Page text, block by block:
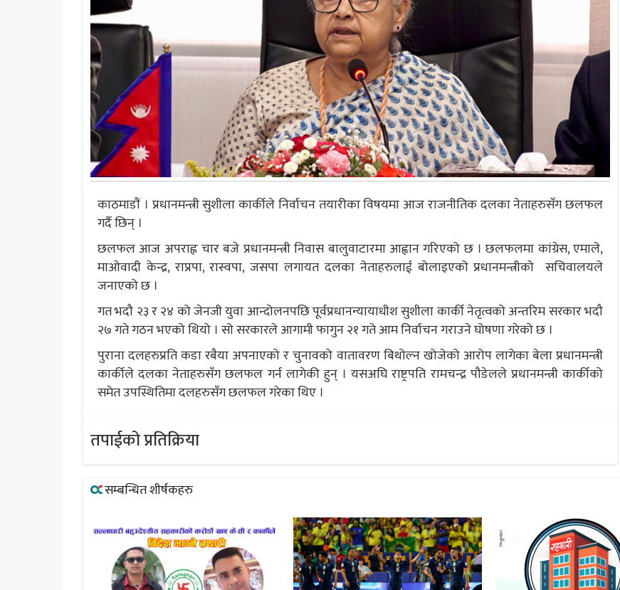
काठमाडौं । प्रधानमन्त्री सुशीला कार्कीले निर्वाचन तयारीका विषयमा आज राजनीतिक दलका नेताहरुसँग छलफल
गर्दै छिन् ।
छलफल आज अपराह्न चार बजे प्रधानमन्त्री निवास बालुवाटारमा आह्वान गरिएको छ । छलफलमा कांग्रेस, एमाले,
माओवादी केन्द्र, राप्रपा, रास्वपा, जसपा लगायत दलका नेताहरुलाई बोलाइएको प्रधानमन्त्रीको सचिवालयले
जनाएको छ ।
गत भदौ २३ र २४ को जेनजी युवा आन्दोलनपछि पूर्वप्रधानन्यायाधीश सुशीला कार्की नेतृत्वको अन्तरिम सरकार भदौ
२७ गते गठन भएको थियो । सो सरकारले आगामी फागुन २१ गते आम निर्वाचन गराउने घोषणा गरेको छ ।
पुराना दलहरुप्रति कडा रबैया अपनाएको र चुनावको वातावरण बिथोल्न खोजेको आरोप लागेका बेला प्रधानमन्त्री
कार्कीले दलका नेताहरुसँग छलफल गर्न लागेकी हुन् । यसअघि राष्ट्रपति रामचन्द्र पौडेलले प्रधानमन्त्री कार्कीको
समेत उपस्थितिमा दलहरुसँग छलफल गरेका थिए ।
तपाईको प्रतिक्रिया
सम्बन्धित शीर्षकहरु